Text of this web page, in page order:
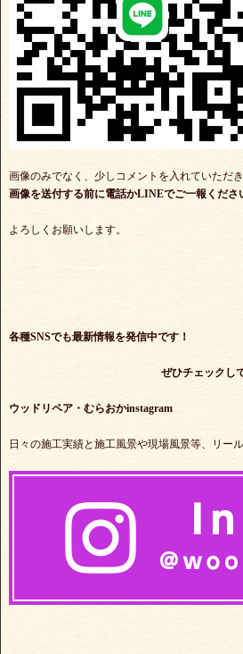
画像のみでなく、少しコメントを入れていただ
画像を送付する前に電話かLINEでご一報くださ
よろしくお願いします。
各種SNSでも最新情報を発信中です！
ぜひチェックしてみてく
ウッドリペア・むらおかinstagram
日々の施工実績と施工風景や現場風景等、リー